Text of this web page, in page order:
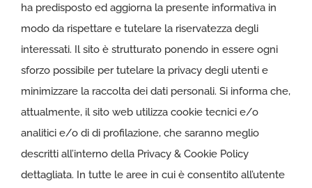
ha predisposto ed aggiorna la presente informativa in
modo da rispettare e tutelare la riservatezza degli
interessati. Il sito è strutturato ponendo in essere ogni
sforzo possibile per tutelare la privacy degli utenti e
minimizzare la raccolta dei dati personali. Si informa che,
attualmente, il sito web utilizza cookie tecnici e/o
analitici e/o di di profilazione, che saranno meglio
descritti all’interno della Privacy & Cookie Policy
dettagliata. In tutte le aree in cui è consentito all’utente